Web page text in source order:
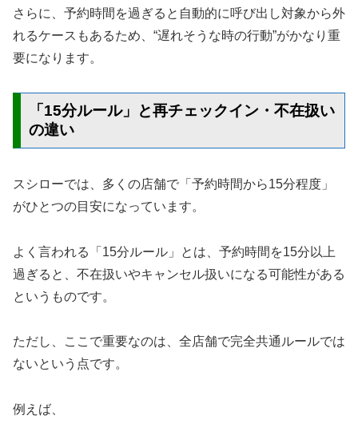
さらに、予約時間を過ぎると自動的に呼び出し対象から外
れるケースもあるため、“遅れそうな時の行動”がかなり重
要になります。
「15分ルール」と再チェックイン・不在扱い
の違い
スシローでは、多くの店舗で「予約時間から15分程度」
がひとつの目安になっています。
よく言われる「15分ルール」とは、予約時間を15分以上
過ぎると、不在扱いやキャンセル扱いになる可能性がある
というものです。
ただし、ここで重要なのは、全店舗で完全共通ルールでは
ないという点です。
例えば、